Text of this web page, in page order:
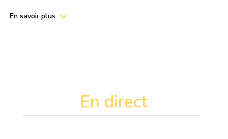
En savoir plus
En direct